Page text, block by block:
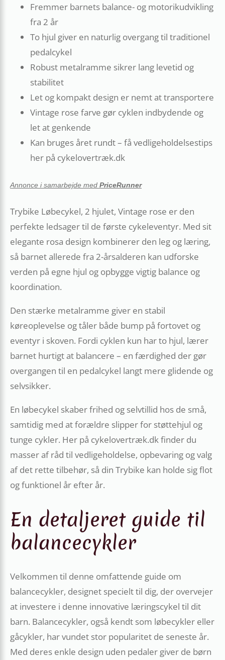
Fremmer barnets balance- og motorikudvikling
fra 2 år
To hjul giver en naturlig overgang til traditionel
pedalcykel
Robust metalramme sikrer lang levetid og
stabilitet
Let og kompakt design er nemt at transportere
Vintage rose farve gør cyklen indbydende og
let at genkende
Kan bruges året rundt – få vedligeholdelsestips
her på cykelovertræk.dk
Annonce i samarbejde med PriceRunner
Trybike Løbecykel, 2 hjulet, Vintage rose er den
perfekte ledsager til de første cykeleventyr. Med sit
elegante rosa design kombinerer den leg og læring,
så barnet allerede fra 2-årsalderen kan udforske
verden på egne hjul og opbygge vigtig balance og
koordination.
Den stærke metalramme giver en stabil
køreoplevelse og tåler både bump på fortovet og
eventyr i skoven. Fordi cyklen kun har to hjul, lærer
barnet hurtigt at balancere – en færdighed der gør
overgangen til en pedalcykel langt mere glidende og
selvsikker.
En løbecykel skaber frihed og selvtillid hos de små,
samtidig med at forældre slipper for støttehjul og
tunge cykler. Her på cykelovertræk.dk finder du
masser af råd til vedligeholdelse, opbevaring og valg
af det rette tilbehør, så din Trybike kan holde sig flot
og funktionel år efter år.
En detaljeret guide til
balancecykler
Velkommen til denne omfattende guide om
balancecykler, designet specielt til dig, der overvejer
at investere i denne innovative læringscykel til dit
barn. Balancecykler, også kendt som løbecykler eller
gåcykler, har vundet stor popularitet de seneste år.
Med deres enkle design uden pedaler giver de børn